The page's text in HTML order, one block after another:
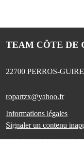
TEAM CÔTE DE
22700 PERROS-
ropartzx@yahoo.fr
Informations légales
Signaler un contenu